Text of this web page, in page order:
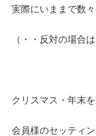
実際にいままで数
（・・反対の場合
クリスマス・年末
会員様のセッティン